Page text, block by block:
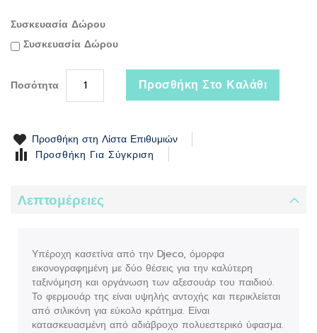
Συσκευασία Δώρου
Συσκευασία Δώρου
Ποσότητα Προσθήκη Στο Καλάθι
Προσθήκη στη Λίστα Επιθυμιών
Προσθήκη Για Σύγκριση
Λεπτομέρειες
Υπέροχη κασετίνα από την Djeco, όμορφα
εικονογραφημένη με δύο θέσεις για την καλύτερη
ταξινόμηση και οργάνωση των αξεσουάρ του παιδιού.
Το φερμουάρ της είναι υψηλής αντοχής και περικλείεται
από σιλικόνη για εύκολο κράτημα. Είναι
κατασκευασμένη από αδιάβροχο πολυεστερικό ύφασμα.